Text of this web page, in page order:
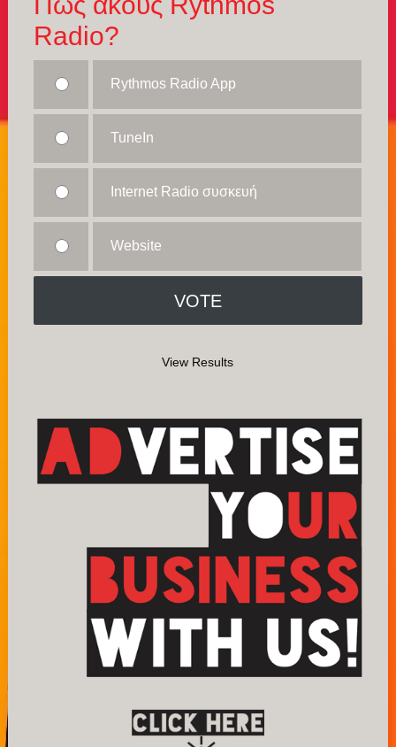
Radio?
Rythmos Radio App
TuneIn
Internet Radio συσκευή
Website
View Results